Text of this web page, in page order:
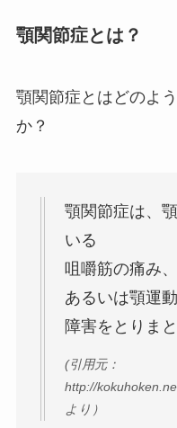
顎関節症とは？
顎関節症とはどのよ
か？
顎関節症は、
いる
咀嚼筋の痛み
あるいは顎運
障害をとりま
(引用元：
http://
より）